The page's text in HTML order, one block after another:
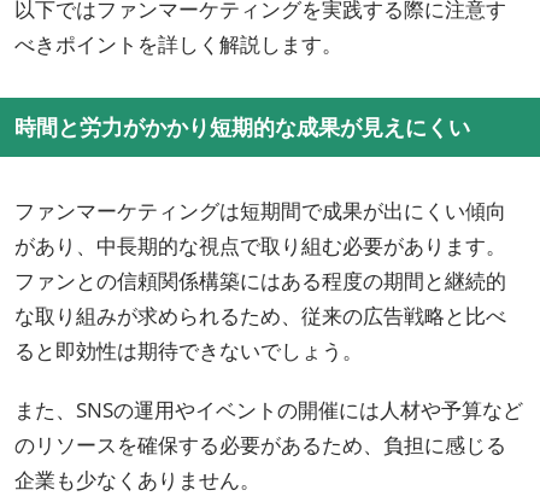
以下ではファンマーケティングを実践する際に注意す
べきポイントを詳しく解説します。
時間と労力がかかり短期的な成果が見えにくい
ファンマーケティングは短期間で成果が出にくい傾向
があり、中長期的な視点で取り組む必要があります。
ファンとの信頼関係構築にはある程度の期間と継続的
な取り組みが求められるため、従来の広告戦略と比べ
ると即効性は期待できないでしょう。
また、SNSの運用やイベントの開催には人材や予算など
のリソースを確保する必要があるため、負担に感じる
企業も少なくありません。